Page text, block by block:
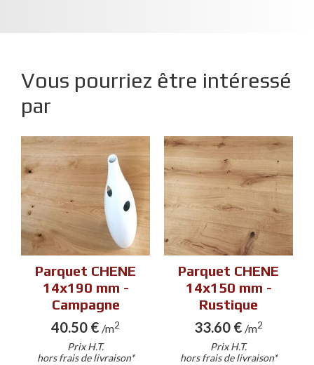
Vous pourriez être intéressé
par
Parquet CHENE
14x190 mm -
Campagne
40.50 € /m2
Prix H.T.
hors frais de livraison*
Parquet CHENE
14x150 mm -
Rustique
33.60 € /m2
Prix H.T.
hors frais de livraison*